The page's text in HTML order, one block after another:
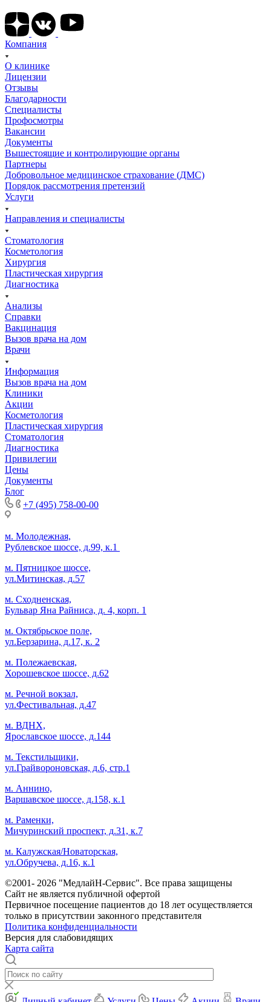
Компания
О клинике
Лицензии
Отзывы
Благодарности
Специалисты
Профосмотры
Вакансии
Документы
Вышестоящие и контролирующие органы
Партнеры
Добровольное медицинское страхование (ДМС)
Порядок рассмотрения претензий
Услуги
Направления и специалисты
Стоматология
Косметология
Хирургия
Пластическая хирургия
Диагностика
Анализы
Справки
Вакцинация
Вызов врача на дом
Врачи
Информация
Вызов врача на дом
Клиники
Акции
Косметология
Пластическая хирургия
Стоматология
Диагностика
Привилегии
Цены
Документы
Блог
+7 (495) 758-00-00
м. Молодежная,
Рублевское шоссе, д.99, к.1
м. Пятницкое шоссе,
ул.Митинская, д.57
м. Сходненская,
Бульвар Яна Райниса, д. 4, корп. 1
м. Октябрьское поле,
ул.Берзарина, д.17, к. 2
м. Полежаевская,
Хорошевское шоссе, д.62
м. Речной вокзал,
ул.Фестивальная, д.47
м. ВДНХ,
Ярославское шоссе, д.144
м. Текстильщики,
ул.Грайвороновская, д.6, стр.1
м. Аннино,
Варшавское шоссе, д.158, к.1
м. Раменки,
Мичуринский проспект, д.31, к.7
м. Калужская/Новаторская,
ул.Обручева, д.16, к.1
©2001- 2026 "МедлайН-Сервис". Все права защищены
Сайт не является публичной офертой
Первичное посещение пациентов до 18 лет осуществляется
только в присутствии законного представителя
Политика конфиденциальности
Версия для слабовидящих
Карта сайта